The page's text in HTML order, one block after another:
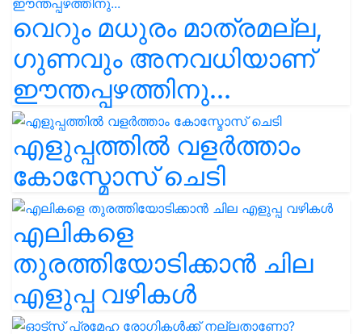
വെറും മധുരം മാത്രമല്ല,
ഗുണവും അനവധിയാണ്
ഈന്തപ്പഴത്തിനു...
എളുപ്പത്തിൽ വളർത്താം
കോസ്മോസ് ചെടി
എലികളെ
തുരത്തിയോടിക്കാൻ ചില
എളുപ്പ വഴികൾ